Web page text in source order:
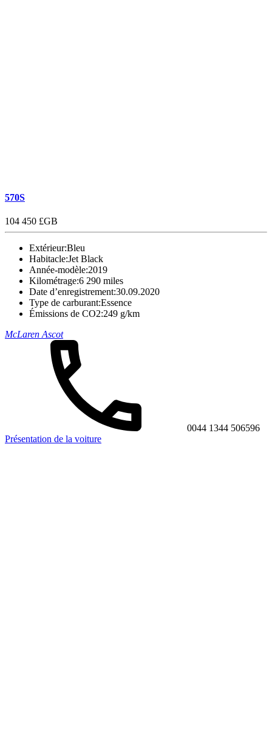
570S
104 450 £GB
Extérieur:Bleu
Habitacle:Jet Black
Année-modèle:2019
Kilométrage:6 290 miles
Date d’enregistrement:30.09.2020
Type de carburant:Essence
Émissions de CO2:249 g/km
McLaren Ascot
0044 1344 506596
Présentation de la voiture